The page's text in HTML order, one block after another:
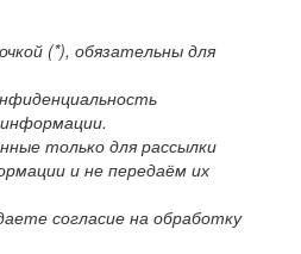
(*), обязательны для
только для рассылки
и не передаём их
согласие на обработку